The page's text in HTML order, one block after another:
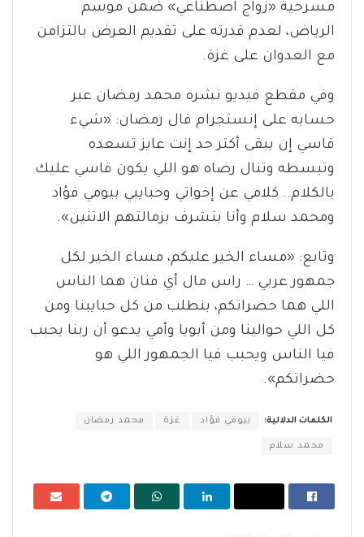
مسرحية «زواج اصطناعي» ضمن موسم
الرياض، لعدم قدرته على تقديم العرض بالتزامن
مع العدوان على غزة.
وفي مقطع فيديو نشره محمد رمضان عبر
حسابه على إنستجرام قال رمضان: «شيء
قاسي إن يبقى أكتر حد إنت عايز تسعده
وتبسطه وتنال رضاه هو اللي يكون قاسي عليك
بالكلام.. كلامي عن إخواتي وحبايبي بيومي فؤاد
ومحمد سلام وأنا بتشرف بزمالتهم الاتنين».
وتابع: «مساء الخير عليكم، مساء الخير لكل
جمهور عربي … راس مال أي فنان هما الناس
اللي هما حضراتكم، بنطلب من كل حبايبنا ومن
كل اللي حوالينا ومن أبويا وأمي يدعو أن ربنا يحبب
فيا الناس ويحبب فيا الجمهور اللي هو
حضراتكم».
الكلمات الدلالية: بيومي فؤاد غزة محمد رمضان
محمد سلام